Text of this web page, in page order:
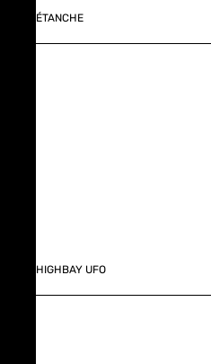
ÉTANCHE
HIGHBAY UFO